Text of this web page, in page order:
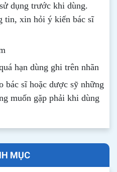
dụng trước khi dùng.
tin, xin hỏi ý kiến bác sĩ
hạn dùng ghi trên nhãn
bác sĩ hoặc dược sỹ những
muốn gặp phải khi dùng
MỤC